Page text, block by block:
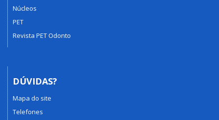
Núcleos
PET
Revista PET Odonto
DÚVIDAS?
Mapa do site
Telefones